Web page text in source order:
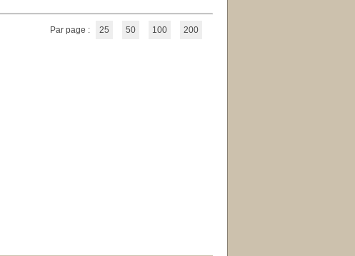
Par page : 25 50 100 200